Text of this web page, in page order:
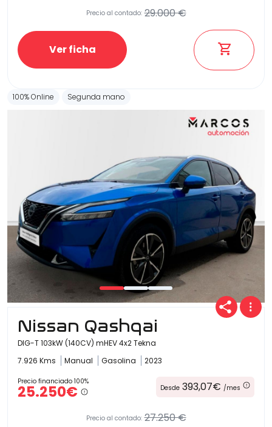
Precio al contado: 29.000 €
Ver ficha
100% Online Segunda mano
Nissan Qashqai
DIG-T 103kW (140CV) mHEV 4x2 Tekna
7.926 Kms
Manual Gasolina 2023
Precio financiado 100%
25.250€ Desde 393,07€ /mes
Precio al contado: 27.250 €